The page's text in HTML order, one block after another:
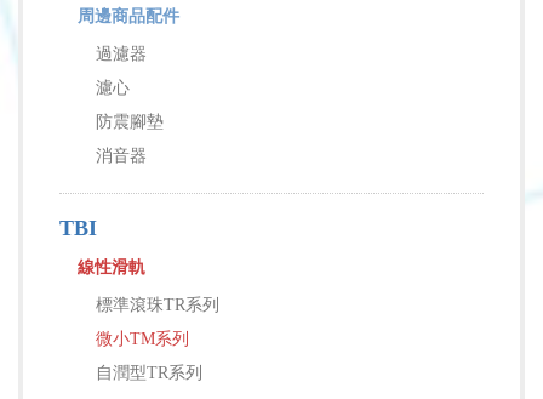
周邊商品配件
過濾器
濾心
防震腳墊
消音器
TBI
線性滑軌
標準滾珠TR系列
微小TM系列
自潤型TR系列